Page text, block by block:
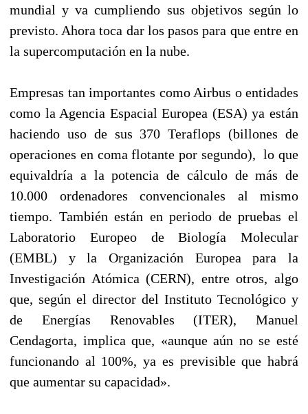
mundial y va cumpliendo sus objetivos según lo
previsto. Ahora toca dar los pasos para que entre en
la supercomputación en la nube.
Empresas tan importantes como Airbus o entidades
como la Agencia Espacial Europea (ESA) ya están
haciendo uso de sus 370 Teraflops (billones de
operaciones en coma flotante por segundo), lo que
equivaldría a la potencia de cálculo de más de
10.000 ordenadores convencionales al mismo
tiempo. También están en periodo de pruebas el
Laboratorio Europeo de Biología Molecular
(EMBL) y la Organización Europea para la
Investigación Atómica (CERN), entre otros, algo
que, según el director del Instituto Tecnológico y
de Energías Renovables (ITER), Manuel
Cendagorta, implica que, «aunque aún no se esté
funcionando al 100%, ya es previsible que habrá
que aumentar su capacidad».